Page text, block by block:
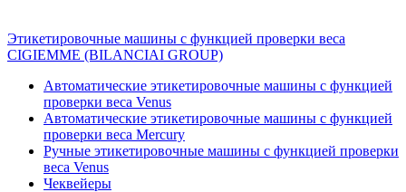
Этикетировочные машины с функцией проверки веса
CIGIEMME (BILANCIAI GROUP)
Автоматические этикетировочные машины с функцией
проверки веса Venus
Автоматические этикетировочные машины с функцией
проверки веса Mercury
Ручные этикетировочные машины с функцией проверки
веса Venus
Чеквейеры